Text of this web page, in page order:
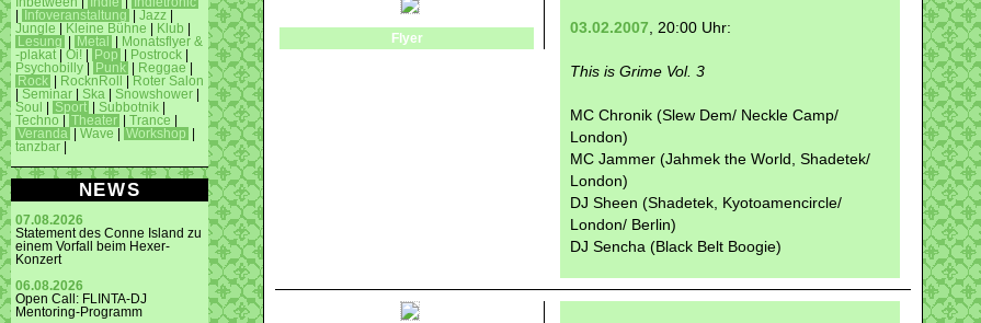
Infoveranstaltung Jazz
Jungle
Kleine Bühne Klub
Lesung
Metal
Monatsflyer &
-plakat
Oi! Pop Postrock
Psychobilly
Punk Reggae
Rock
RocknRoll
Roter Salon
Seminar Ska Snowshower
Soul
Sport Subbotnik
Techno
Theater Trance
Veranda
Wave Workshop
tanzbar
NEWS
07.08.2026
Statement des Conne Island zu
einem Vorfall beim Hexer-
Konzert
06.08.2026
Open Call: FLINTA-DJ
Mentoring-Programm
03.02.2007 , 20:00 Uhr:
This is Grime Vol. 3
MC Chronik (Slew Dem/ Neckle Camp/
London)
MC Jammer (Jahmek the World, Shadetek/
London)
DJ Sheen (Shadetek, Kyotoamencircle/
London/ Berlin)
DJ Sencha (Black Belt Boogie)
Flyer